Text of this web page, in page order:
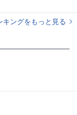
ングをもっと見る